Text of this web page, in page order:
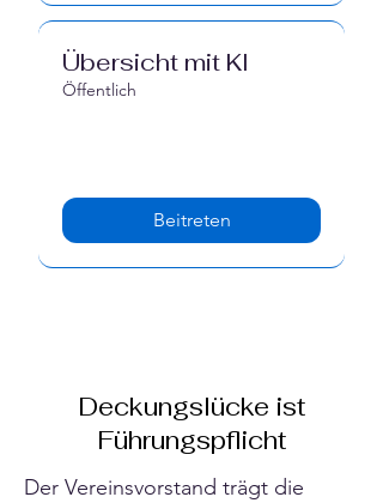
Übersicht mit KI
Öffentlich
Beitreten
Deckungslücke ist
Führungspflicht
Der Vereinsvorstand trägt die